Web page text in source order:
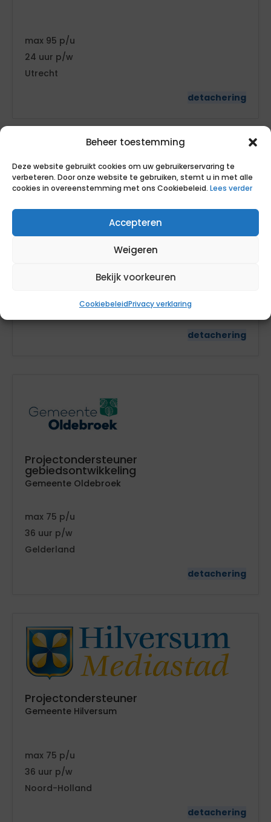
Beheer toestemming
Deze website gebruikt cookies om uw gebruikerservaring te
verbeteren. Door onze website te gebruiken, stemt u in met alle
cookies in overeenstemming met ons Cookiebeleid. Lees verder
Accepteren
Weigeren
Bekijk voorkeuren
CookiebeleidPrivacy verklaring
95
24
Utrecht
detachering
Inkoopadviseurs met extra capaciteit
Servicebureau Jeugdhulp Haaglanden
tarief
Zuid-Holland
detachering
Projectondersteuner
gebiedsontwikkeling
Gemeente Oldebroek
75
36
Gelderland
detachering
Projectondersteuner
Gemeente Hilversum
75
36
Noord-Holland
detachering